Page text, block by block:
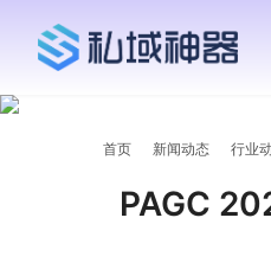
首页 新闻动态 行业
PAGC